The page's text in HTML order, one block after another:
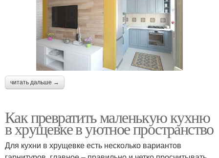
читать дальше →
Как превратить маленькую кухню
в хрущевке в уютное пространство
Для кухни в хрущевке есть несколько вариантов